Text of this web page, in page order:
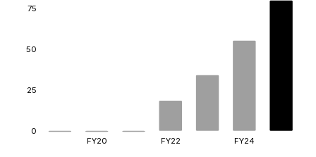
0
25
50
75
FY20 FY22 FY24